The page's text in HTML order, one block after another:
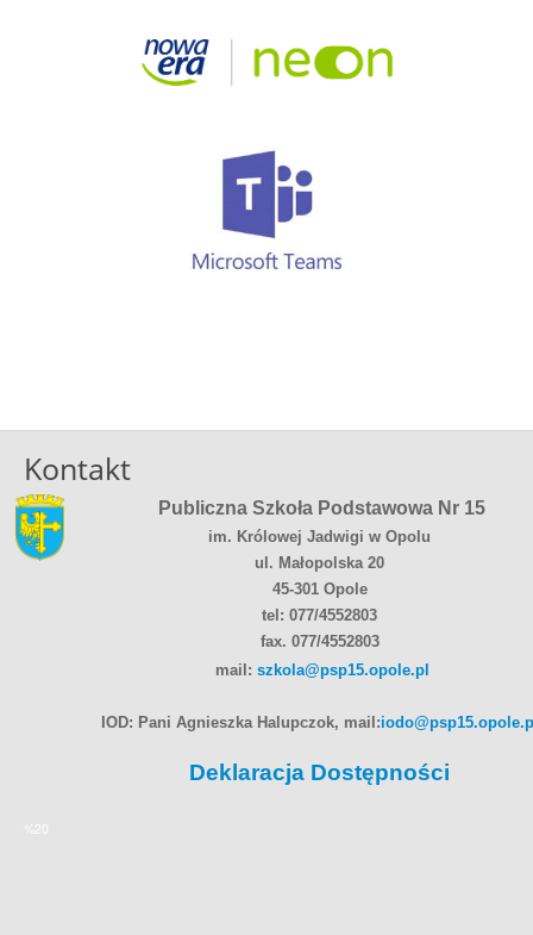
Kontakt
Publiczna Szkoła Podstawowa Nr 15
im. Królowej Jadwigi w Opolu
ul. Małopolska 20
45-301 Opole
tel: 077/4552803
fax. 077/4552803
mail: szkola@psp15.opole.pl
IOD: Pani Agnieszka Halupczok, mail:
Deklaracja Dostępności
%20